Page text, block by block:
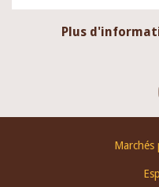
Plus
Marchés